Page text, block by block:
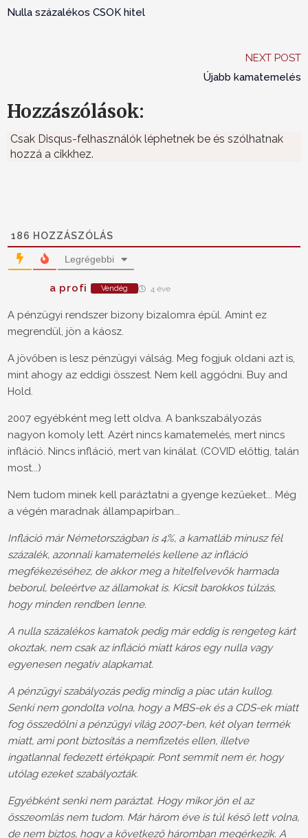
Nulla százalékos CSOK hitel
NEXT POST
Újabb kamatemelés
Hozzászólások:
Csak Disqus-felhasználók léphetnek be és szólhatnak
hozzá a cikkhez.
186 HOZZÁSZÓLÁS
Legrégebbi
a profi Vendég 4 éve
A pénzügyi rendszer bizony bizalomra épül. Amint ez
megrendül, jön a káosz.
A jövőben is lesz pénzügyi válság. Meg fogjuk oldani azt is,
mint ahogy az eddigi összest. Nem kell aggódni. Buy and
Hold.
2007 egyébként meg lett oldva. A bankszabályozás
nagyon komoly lett. Azért nincs kamatemelés, mert nincs
infláció. Nincs infláció, mert van kínálat. (COVID előttig, talán
most...)
Nem tudom minek kell paráztatni a gyenge kezűeket... Még
a végén maradnak állampapírban...
Infláció már Németországban is 4%, a kamatláb mínusz fél
százalék, azonnali kamatemelés kellene az infláció
megfékezéséhez, de akkor meg a hitelfelvevők harmada
beborul, beleértve az államokat is. Kicsit barokkos túlzás,
hogy minden rendben lenne.
A nulla százalékos kamatok pedig már eddig is rengeteg kárt
okoztak, nem csak az infláció miatt káros egy nulla vagy
egyenesen negatív alapkamat.
A pénzügyi szabályozás pedig mindig a piac után kullog.
Senki nem gondolta volna, hogy a MBS-ek és a CDS-ek miatt
fog összedőlni a pénzügyi világ 2007-ben, két olyan termék
miatt, ami pont biztosítás a nemfizetés ellen, illetve
ingatlannal fedezett értékpapír. Pont semmit nem ér, hogy
utólag ezeket szabályozták.
Egyébként senki nem paráztat. Hogy mikor jön el az
összeomlás nem tudom. Már három éve is túl késő lett volna,
de nem biztos, hogy a következő háromban megérkezik. A